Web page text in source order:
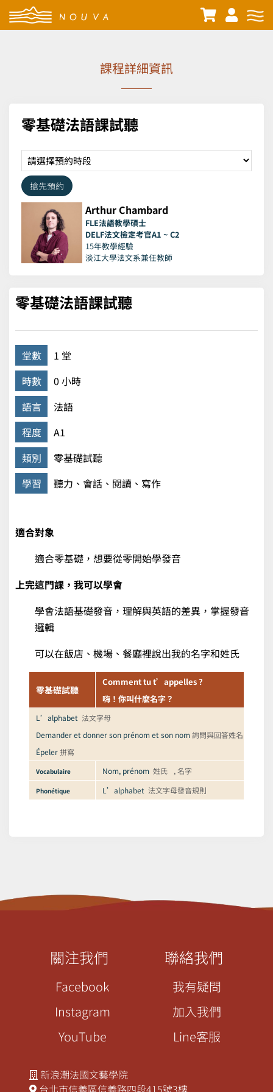
課程詳細資訊
零基礎法語課試聽
堂數
1 堂
時數
0 小時
語言
法語
程度
A1
類別
零基礎試聽
學習
聽力、會話、閱讀、寫作
適合對象
適合零基礎，想要從零開始學發音
上完這門課，我可以學會
學會法語基礎發音，理解與英語的差異，掌握發音
邏輯
可以在飯店、機場、餐廳裡說出我的名字和姓氏
零基礎試聽
Comment tu t’appelles ?
嗨！你叫什麼名字？
L’alphabet 法文字母
Demander et donner son prénom et son nom 詢問與回答姓名
Épeler拼寫
Vocabulaire Nom, prénom 姓氏 , 名字
Phonétique L’alphabet 法文字母發音規則
零基礎法語課試聽
搶先預約
Arthur Chambard
FLE法語教學碩士
DELF法文檢定考官A1 ~ C2
15年教學經驗
淡江大學法文系兼任教師
關注我們
Facebook
Instagram
YouTube
聯絡我們
我有疑問
加入我們
Line客服
新浪潮法國文藝學院
台北市信義區信義路四段415號3樓